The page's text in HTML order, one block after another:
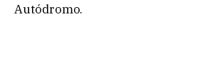
Autódromo.